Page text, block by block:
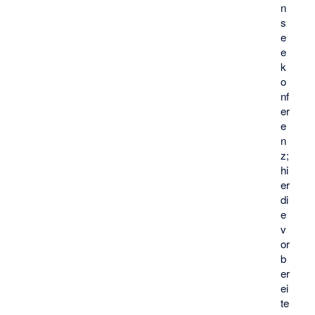
n
s
e
e
k
o
nf
er
e
n
z;
hi
er
di
e
v
or
b
er
ei
te